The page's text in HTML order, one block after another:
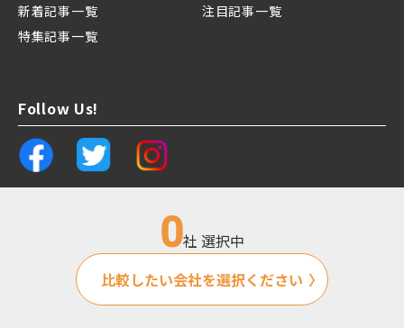
0社 選択中
比較したい会社を選択ください
新着記事一覧
注目記事一覧
特集記事一覧
Follow Us!
プライバシーポリシー
Copyright PITTALAB All Rights Reserved.